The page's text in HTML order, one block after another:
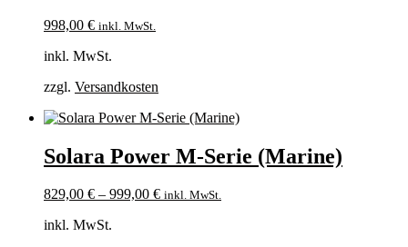
998,00 € inkl. MwSt.
inkl. MwSt.
zzgl. Versandkosten
Solara Power M-Serie (Marine)
829,00 € – 999,00 € inkl. MwSt.
inkl. MwSt.